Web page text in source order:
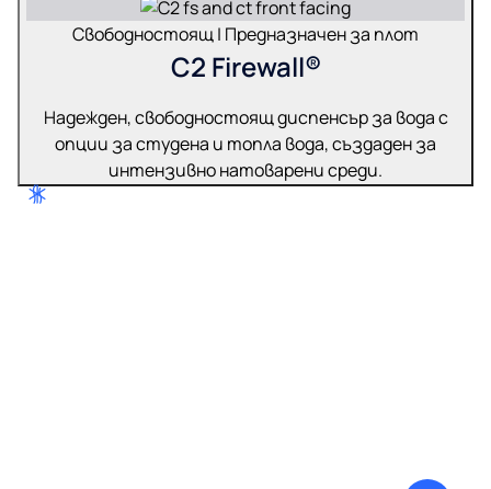
Свободностоящ | Предназначен за плот
C2 Firewall®
Надежден, свободностоящ диспенсър за вода с
опции за студена и топла вода, създаден за
интензивно натоварени среди.